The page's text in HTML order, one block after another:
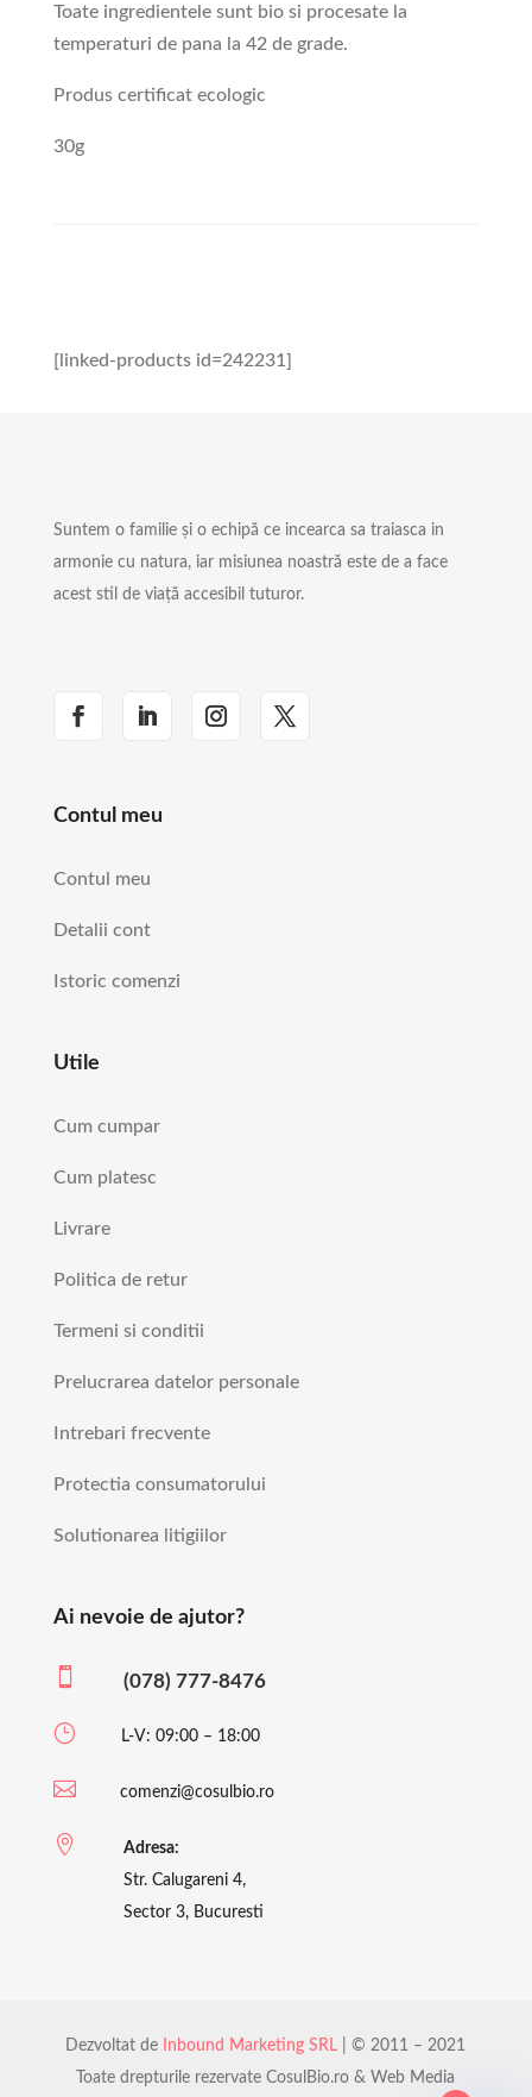
Toate ingredientele sunt bio si procesate la
temperaturi de pana la 42 de grade.
Produs certificat ecologic
30g
[linked-products id=242231]
Suntem o familie și o echipă ce incearca sa traiasca in
armonie cu natura, iar misiunea noastră este de a face
acest stil de viață accesibil tuturor.
Contul meu
Contul meu
Detalii cont
Istoric comenzi
Utile
Cum cumpar
Cum platesc
Livrare
Politica de retur
Termeni si conditii
Prelucrarea datelor personale
Intrebari frecvente
Protectia consumatorului
Solutionarea litigiilor
Ai nevoie de ajutor?
 (078) 777-8476
} L-V: 09:00 – 18:00
 comenzi@cosulbio.ro

Adresa:
Str. Calugareni 4,
Sector 3, Bucuresti
Dezvoltat de Inbound Marketing SRL | © 2011 – 2021
Toate drepturile rezervate CosulBio.ro & Web Media